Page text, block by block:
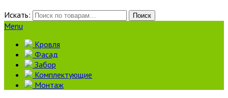
Искать:
Поиск
Menu
Кровля
Фасад
Забор
Комплектующие
Монтаж